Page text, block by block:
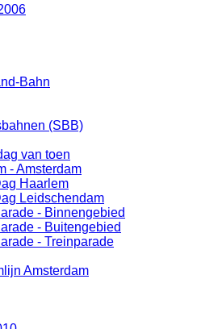
Bahn
(SBB)
van toen
- Amsterdam
Haarlem
Leidschendam
- Binnengebied
- Buitengebied
- Treinparade
Amsterdam